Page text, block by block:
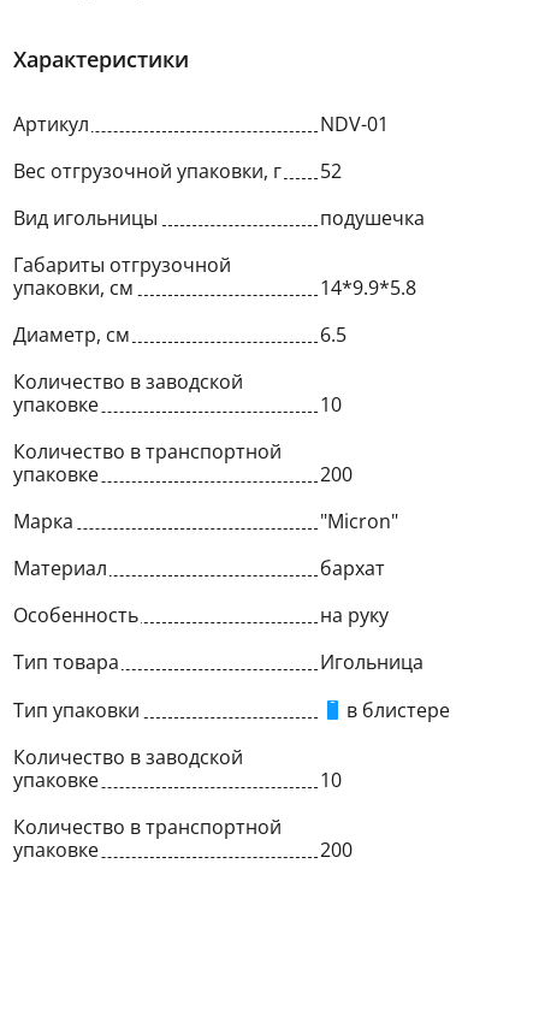
Характеристики
Артикул
NDV-01
Вес отгрузочной упаковки, г
52
Вид игольницы
подушечка
Габариты отгрузочной
упаковки, см
14*9.9*5.8
Диаметр, см
6.5
Количество в заводской
упаковке
10
Количество в транспортной
упаковке
200
Марка
"Micron"
Материал
бархат
Особенность
на руку
Тип товара
Игольница
Тип упаковки
в блистере
Количество в заводской
упаковке
10
Количество в транспортной
упаковке
200